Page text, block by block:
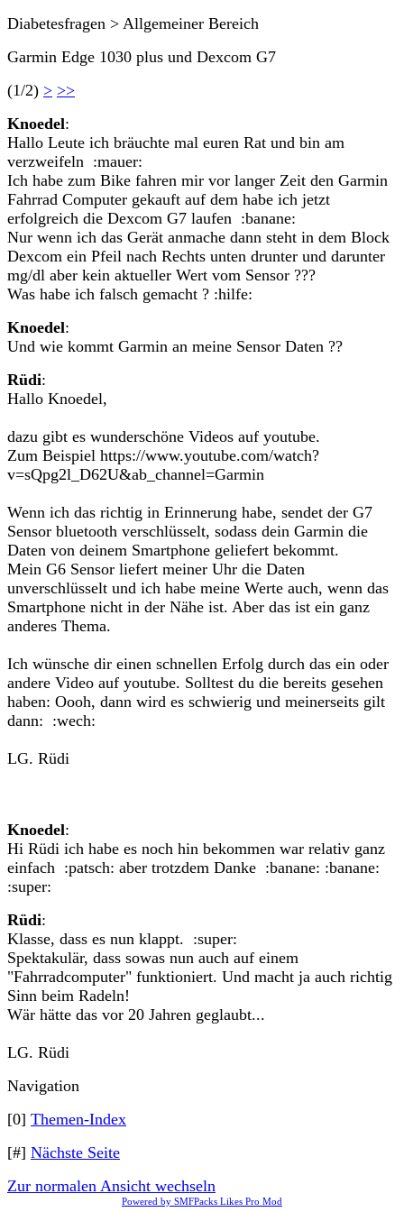
Diabetesfragen > Allgemeiner Bereich
Garmin Edge 1030 plus und Dexcom G7
(1/2) > >>
Knoedel:
Hallo Leute ich bräuchte mal euren Rat und bin am
verzweifeln :mauer:
Ich habe zum Bike fahren mir vor langer Zeit den Garmin
Fahrrad Computer gekauft auf dem habe ich jetzt
erfolgreich die Dexcom G7 laufen :banane:
Nur wenn ich das Gerät anmache dann steht in dem Block
Dexcom ein Pfeil nach Rechts unten drunter und darunter
mg/dl aber kein aktueller Wert vom Sensor ???
Was habe ich falsch gemacht ? :hilfe:
Knoedel:
Und wie kommt Garmin an meine Sensor Daten ??
Rüdi:
Hallo Knoedel,
dazu gibt es wunderschöne Videos auf youtube.
Zum Beispiel https://www.youtube.com/watch?
v=sQpg2l_D62U&ab_channel=Garmin
Wenn ich das richtig in Erinnerung habe, sendet der G7
Sensor bluetooth verschlüsselt, sodass dein Garmin die
Daten von deinem Smartphone geliefert bekommt.
Mein G6 Sensor liefert meiner Uhr die Daten
unverschlüsselt und ich habe meine Werte auch, wenn das
Smartphone nicht in der Nähe ist. Aber das ist ein ganz
anderes Thema.
Ich wünsche dir einen schnellen Erfolg durch das ein oder
andere Video auf youtube. Solltest du die bereits gesehen
haben: Oooh, dann wird es schwierig und meinerseits gilt
dann: :wech:
LG. Rüdi
Knoedel:
Hi Rüdi ich habe es noch hin bekommen war relativ ganz
einfach :patsch: aber trotzdem Danke :banane: :banane:
:super:
Rüdi:
Klasse, dass es nun klappt. :super:
Spektakulär, dass sowas nun auch auf einem
"Fahrradcomputer" funktioniert. Und macht ja auch richtig
Sinn beim Radeln!
Wär hätte das vor 20 Jahren geglaubt...
LG. Rüdi
Navigation
[0] Themen-Index
[#] Nächste Seite
Zur normalen Ansicht wechseln
Powered by SMFPacks Likes Pro Mod